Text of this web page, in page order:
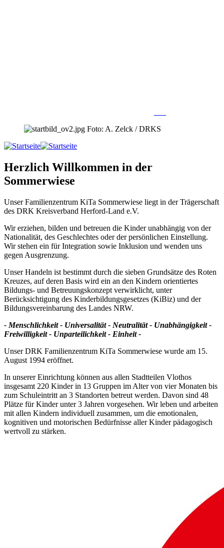
Foto: A. Zelck / DRKS
Herzlich Willkommen in der
Sommerwiese
Unser Familienzentrum KiTa Sommerwiese liegt in der Trägerschaft
des DRK Kreisverband Herford-Land e.V.
Wir erziehen, bilden und betreuen die Kinder unabhängig von der
Nationalität, des Geschlechtes oder der persönlichen Einstellung.
Wir stehen ein für Integration sowie Inklusion und wenden uns
gegen Ausgrenzung.
Unser Handeln ist bestimmt durch die sieben Grundsätze des Roten
Kreuzes, auf deren Basis wird ein an den Kindern orientiertes
Bildungs- und Betreuungskonzept verwirklicht, unter
Berücksichtigung des Kinderbildungsgesetzes (KiBiz) und der
Bildungsvereinbarung des Landes NRW.
- Menschlichkeit - Universalität - Neutralität - Unabhängigkeit -
Freiwilligkeit - Unparteilichkeit - Einheit -
Unser DRK Familienzentrum KiTa Sommerwiese wurde am 15.
August 1994 eröffnet.
In unserer Einrichtung können aus allen Stadtteilen Vlothos
insgesamt 220 Kinder in 13 Gruppen im Alter von vier Monaten bis
zum Schuleintritt an 3 Standorten betreut werden. Davon sind 48
Plätze für Kinder unter 3 Jahren vorgesehen. Wir leben und arbeiten
mit allen Kindern individuell zusammen, um die emotionalen,
kognitiven und motorischen Bedürfnisse aller Kinder pädagogisch
wertvoll zu stärken.